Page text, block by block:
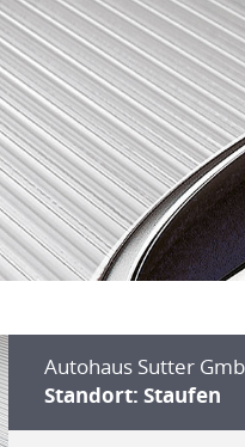
Autohaus Sutter
Standort: Staufen